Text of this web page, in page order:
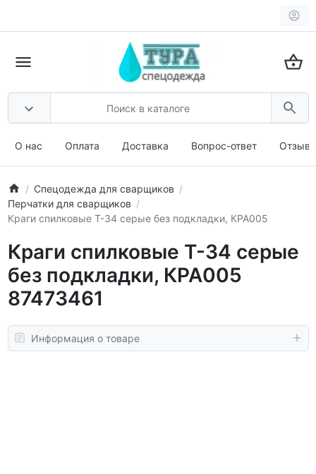
О нас Оплата Доставка Вопрос-ответ
Спецодежда для сварщиков
Перчатки для сварщиков
Краги спилковые Т-34 серые без подкладки, КРА005
Краги спилковые Т-34 серые
без подкладки, КРА005
87473461
Информация о товаре